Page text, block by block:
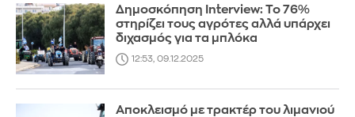
Δημοσκόπηση Interview: Το 76%
στηρίζει τους αγρότες αλλά υπάρχει
διχασμός για τα μπλόκα
12:53, 09.12.2025
Aποκλεισμό με τρακτέρ του λιμανιού